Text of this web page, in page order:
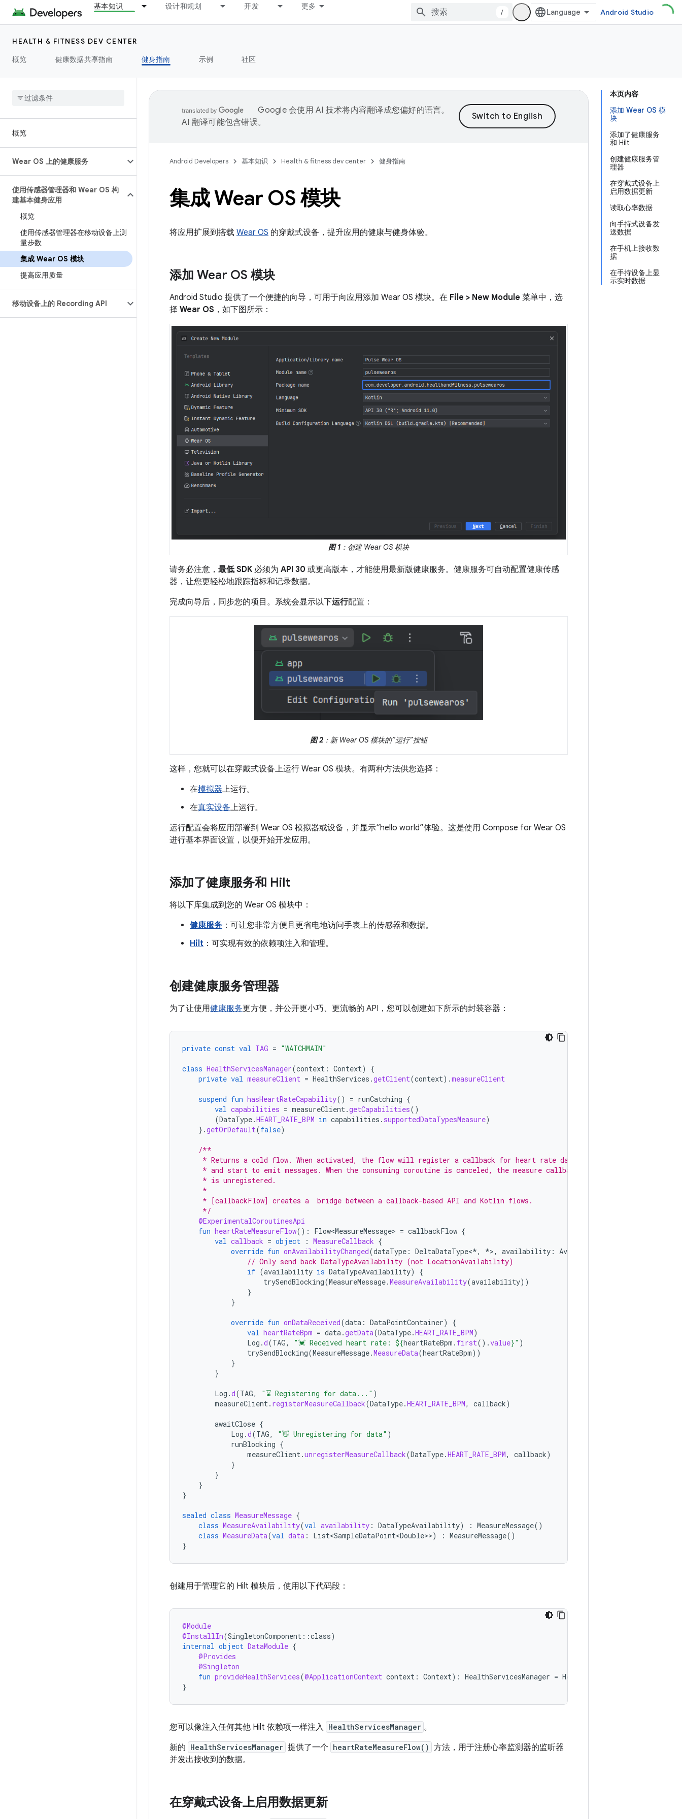
基本知识 设计和规划 开发 更多
/ Android Studio
HEALTH & FITNESS DEV CENTER
概览
健康数据共享指南 健身指南 示例 社区
概览
Wear OS 上的健康服务
使用传感器管理器和 Wear OS 构
建基本健身应用
概览
使用传感器管理器在移动设备上测
量步数
集成 Wear OS 模块
提高应用质量
移动设备上的 Recording API
本页内容
添加 Wear OS 模
块
添加了健康服务
和 Hilt
创建健康服务管
理器
在穿戴式设备上
启用数据更新
读取心率数据
向手持式设备发
送数据
在手机上接收数
据
在手持设备上显
示实时数据
Google 会使用 AI 技术将内容翻译成您偏好的语言。
AI 翻译可能包含错误。
Android Developers 基本知识 Health & fitness dev center 健身指南
集成 Wear OS 模块
将应用扩展到搭载 Wear OS 的穿戴式设备，提升应用的健康与健身体验。
添加 Wear OS 模块
Android Studio 提供了一个便捷的向导，可用于向应用添加 Wear OS 模块。在 File > New Module 菜单中，选
择 Wear OS ，如下图所示：
图 1 ：创建 Wear OS 模块
请务必注意， 最低 SDK 必须为 API 30 或更高版本，才能使用最新版健康服务。健康服务可自动配置健康传感
器，让您更轻松地跟踪指标和记录数据。
完成向导后，同步您的项目。系统会显示以下运行配置：
图 2 ：新 Wear OS 模块的“运行”按钮
这样，您就可以在穿戴式设备上运行 Wear OS 模块。有两种方法供您选择：
在模拟器上运行。
在真实设备上运行。
运行配置会将应用部署到 Wear OS 模拟器或设备，并显示“hello world”体验。这是使用 Compose for Wear OS
进行基本界面设置，以便开始开发应用。
添加了健康服务和 Hilt
将以下库集成到您的 Wear OS 模块中：
健康服务 ：可让您非常方便且更省电地访问手表上的传感器和数据。
Hilt ：可实现有效的依赖项注入和管理。
创建健康服务管理器
为了让使用健康服务更方便，并公开更小巧、更流畅的 API，您可以创建如下所示的封装容器：
private const val TAG = "WATCHMAIN"
class HealthServicesManager(context : Context)
{
private val measureClient = HealthServices .getClient(context).measureClient
suspend fun hasHeartRateCapability() = runCatching {
val capabilities = measureClient.getCapabilities()
(DataType.HEART_RATE_BPM in capabilities . supportedDataTypesMeasure)
}.getOrDefault(false)
/**
     * Returns a cold flow. When activated, the flow will register a callback for heart rate data
     * and start to emit messages. When the consuming coroutine is canceled, the measure callback
     * is unregistered.
     *
     * [callbackFlow] creates a  bridge between a callback-based API and Kotlin flows.
     */
@ExperimentalCoroutinesApi
fun heartRateMeasureFlow(): Flow<MeasureMessage> = callbackFlow {
val callback = object : MeasureCallback {
override fun onAvailabilityChanged(dataType : DeltaDataType<*, *>, availability : Availability
// Only send back DataTypeAvailability (not LocationAvailability)
if (availability is DataTypeAvailability)
{
trySendBlocking(MeasureMessage.MeasureAvailability(availability))
}
}
override fun onDataReceived(data : DataPointContainer)
{
val heartRateBpm = data.getData(DataType.HEART_RATE_BPM)
Log .d(TAG, "💓 Received heart rate: ${heartRateBpm . first().value}" )
trySendBlocking(MeasureMessage.MeasureData(heartRateBpm))
}
}
Log .d(TAG, "⌛ Registering for data..." )
measureClient. registerMeasureCallback(DataType.HEART_RATE_BPM, callback)
awaitClose {
Log .d(TAG, "👋 Unregistering for data" )
runBlocking {
measureClient.unregisterMeasureCallback(DataType.HEART_RATE_BPM, callback)
}
}
}
}
sealed class MeasureMessage {
class MeasureAvailability(val availability : DataTypeAvailability) : MeasureMessage()
class MeasureData(val data : List<SampleDataPoint<Double>>) : MeasureMessage()
}
创建用于管理它的 Hilt 模块后，使用以下代码段：
@Module
@InstallIn(SingletonComponent ::class)
internal object DataModule {
@Provides
@Singleton
fun provideHealthServices(@ApplicationContext context : Context): HealthServicesManager = HealthServicesManager
}
您可以像注入任何其他 Hilt 依赖项一样注入 HealthServicesManager 。
新的 HealthServicesManager 提供了一个 heartRateMeasureFlow() 方法，用于注册心率监测器的监听器
并发出接收到的数据。
在穿戴式设备上启用数据更新